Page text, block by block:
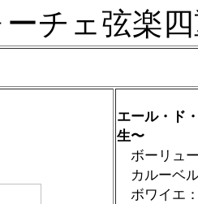
チェ弦楽
エール・ド
生〜
ボーリュ
カルーベ
ボワイエ